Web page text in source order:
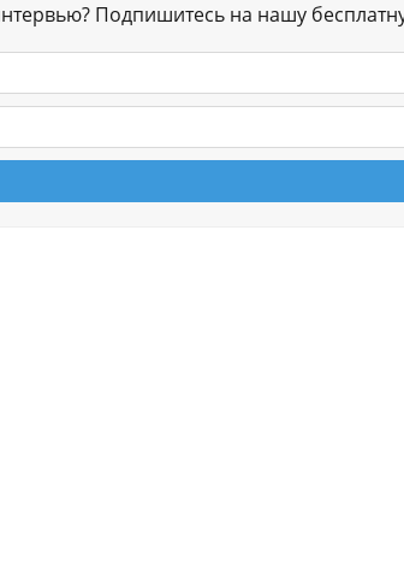
Подпишитесь на нашу